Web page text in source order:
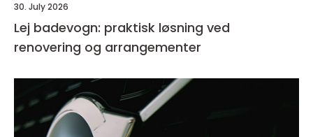
30. July 2026
Lej badevogn: praktisk løsning ved
renovering og arrangementer